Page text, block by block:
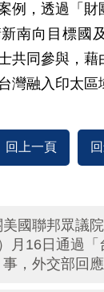
例，透過「
南向目標國
共同參與，藉
灣融入印太區
回上一頁
國聯邦眾議
）月16日通過
，外交部回應